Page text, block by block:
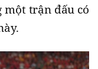
một trận đấu có